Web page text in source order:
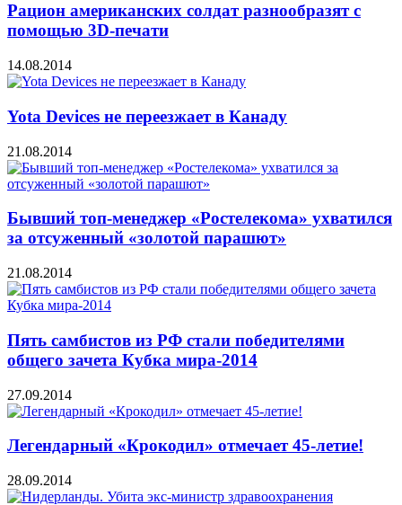
Рацион американских солдат разнообразят с
помощью 3D-печати
14.08.2014
Yota Devices не переезжает в Канаду
21.08.2014
Бывший топ-менеджер «Ростелекома» ухватился
за отсуженный «золотой парашют»
21.08.2014
Пять самбистов из РФ стали победителями
общего зачета Кубка мира-2014
27.09.2014
Легендарный «Крокодил» отмечает 45-летие!
28.09.2014